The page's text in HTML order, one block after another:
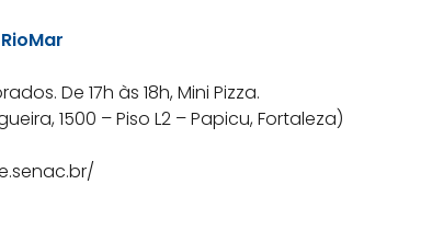
De 17h às 18h, Mini Pizza.
1500 – Piso L2 – Papicu, Fortaleza)